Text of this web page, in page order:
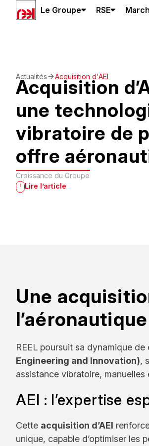
Le Groupe RSE
Actualités Acquisition d'AEI
Acquisition
une
vibratoire de
offre
Croissance du Groupe
Lire l’article
Une
l’aéronautique
REEL poursuit sa dynamique
Engineering and Innovation),
assistance vibratoire, manuelles
AEI : l’expertise
Cette acquisition d’AEI
unique, capable d’optimiser les